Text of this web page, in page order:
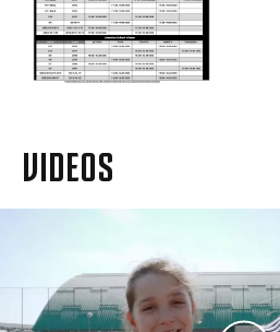
VIDEOS